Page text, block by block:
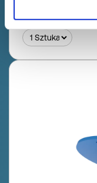
Ilość (szt.)